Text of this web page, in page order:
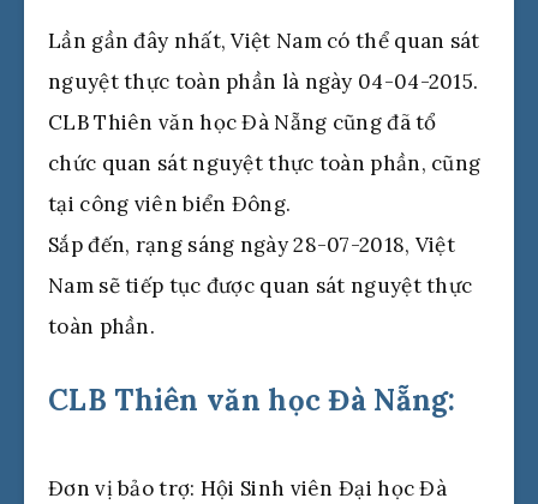
Lần gần đây nhất, Việt Nam có thể quan sát
nguyệt thực toàn phần là ngày 04-04-2015.
CLB Thiên văn học Đà Nẵng cũng đã tổ
chức quan sát nguyệt thực toàn phần, cũng
tại công viên biển Đông.
Sắp đến, rạng sáng ngày 28-07-2018, Việt
Nam sẽ tiếp tục được quan sát nguyệt thực
toàn phần.
CLB Thiên văn học Đà Nẵng:
Đơn vị bảo trợ: Hội Sinh viên Đại học Đà